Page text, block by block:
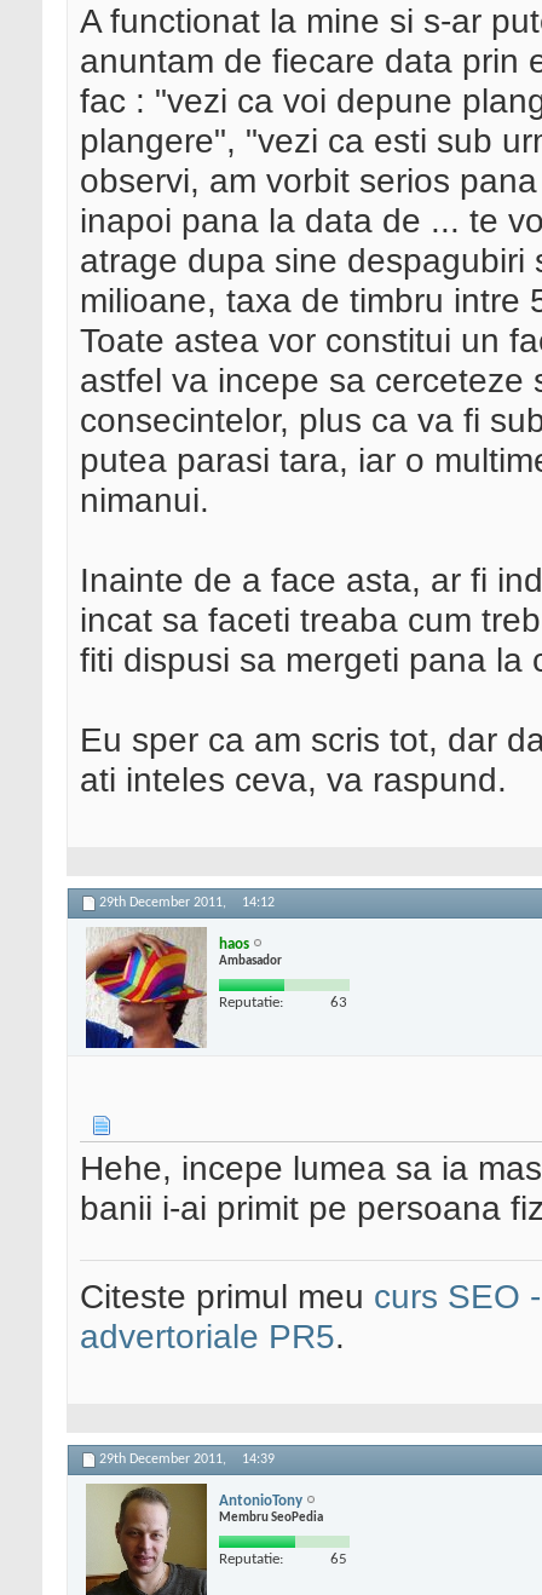
A functionat la mine si s-ar
anuntam de fiecare data prin
fac : "vezi ca voi depune
plangere", "vezi ca esti sub
observi, am vorbit serios
inapoi pana la data de ... te
atrage dupa sine despagubiri
milioane, taxa de timbru intre
Toate astea vor constitui un
astfel va incepe sa cerceteze
consecintelor, plus ca va fi
putea parasi tara, iar o
nimanui.
Inainte de a face asta, ar fi
incat sa faceti treaba cum
fiti dispusi sa mergeti pana la
Eu sper ca am scris tot, dar
ati inteles ceva, va raspund.
29th December 2011, 14:12
haos
Ambasador
Reputatie: 63
Hehe, incepe lumea sa ia
banii i-ai primit pe persoana
Citeste primul meu curs SEO
advertoriale PR5.
29th December 2011, 14:39
AntonioTony
Membru SeoPedia
Reputatie: 65